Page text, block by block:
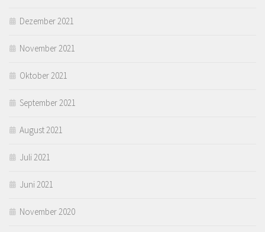
Dezember 2021
November 2021
Oktober 2021
September 2021
August 2021
Juli 2021
Juni 2021
November 2020